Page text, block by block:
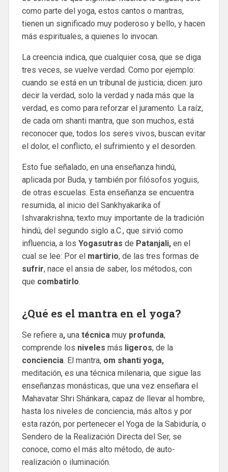
como parte del yoga, estos cantos o mantras,
tienen un significado muy poderoso y bello, y hacen
más espirituales, a quienes lo invocan.
La creencia indica, que cualquier cosa, que se diga
tres veces, se vuelve verdad. Como por ejemplo:
cuando se está en un tribunal de justicia; dicen: juro
decir la verdad, solo la verdad y nada más que la
verdad, es como para reforzar el juramento. La raíz,
de cada om shanti mantra, que son muchos, está
reconocer que, todos los seres vivos, buscan evitar
el dolor, el conflicto, el sufrimiento y el desorden.
Esto fue señalado, en una enseñanza hindú,
aplicada por Buda, y también por filósofos yoguis,
de otras escuelas. Esta enseñanza se encuentra
resumida, al inicio del Sankhyakarika of
Ishvarakrishna; texto muy importante de la tradición
hindú, del segundo siglo a.C., que sirvió como
influencia, a los Yogasutras de Patanjali,en el
cual se lee: Por el martirio, de las tres formas de
sufrir, nace el ansia de saber, los métodos, con
que combatirlo.
¿Qué es el mantra en el yoga?
Se refiere a, una técnicamuy profunda,
comprende los niveles más ligeros, de la
conciencia. El mantra, om shanti yoga,
meditación, es una técnica milenaria, que sigue las
enseñanzas monásticas, que una vez enseñara el
Mahavatar Shri Shánkara, capaz de llevar al hombre,
hasta los niveles de conciencia, más altos y por
esta razón, por pertenecer el Yoga de la Sabiduría, o
Sendero de la Realización Directa del Ser, se
conoce, como el más alto método, de auto-
realización o iluminación.